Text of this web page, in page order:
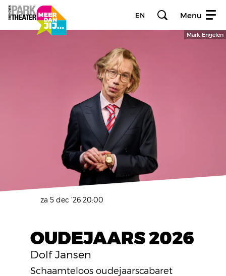
EN Menu
Mark Engelen
OUDEJAARS 2026
Dolf Jansen
za 5 dec ’26 20:00
Schaamteloos oudejaarscabaret